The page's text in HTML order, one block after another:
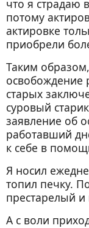
что я страдаю
потому
актировке
приобрели
Таким
освобождение
старых
суровый
заявление об
работавший
к себе в
Я носил
топил печку.
престарелый
А с воли